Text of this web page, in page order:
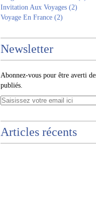
Invitation Aux Voyages (2)
Voyage En France (2)
Newsletter
Abonnez-vous pour être averti
publiés.
Articles récents